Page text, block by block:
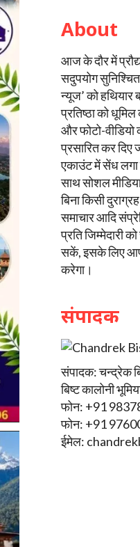
About
आज के दौर में
सदुपयोग
न्यूज’ को हथियार
प्रतिष्ठा को
और फोटो-
प्रसारित कर
एकाउंट में सेंध
साथ सोशल मीडिया
बिना किसी
समाचार आदि
प्रति जिम्मेदारी
सकें, इसके लिए
करेगा।
संपादक
संपादक: चन्द्रेक
बिष्ट कालोनी
फोन: +91
फोन: +91
ईमेल: